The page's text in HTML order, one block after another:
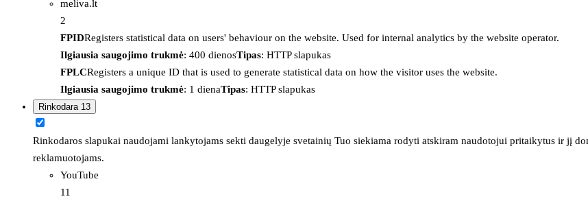
meliva.lt
2
FPIDRegisters statistical data on users' behaviour on the website. Used for internal analytics by the website operator.
Ilgiausia saugojimo trukmė: 400 dienosTipas: HTTP slapukas
FPLCRegisters a unique ID that is used to generate statistical data on how the visitor uses the website.
Ilgiausia saugojimo trukmė: 1 dienaTipas: HTTP slapukas
Rinkodara 13
Rinkodaros slapukai naudojami lankytojams sekti daugelyje svetainių Tuo siekiama rodyti atskiram naudotojui pritaikytus ir jį
reklamuotojams.
YouTube
11